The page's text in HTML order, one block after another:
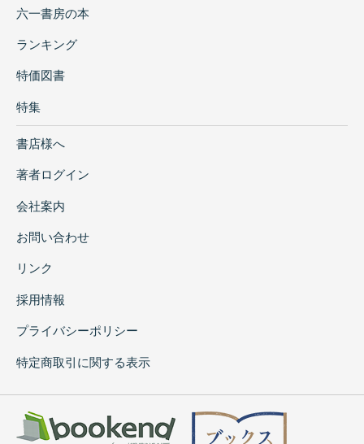
六一書房の本
ランキング
特価図書
特集
書店様へ
著者ログイン
会社案内
お問い合わせ
リンク
採用情報
プライバシーポリシー
特定商取引に関する表示